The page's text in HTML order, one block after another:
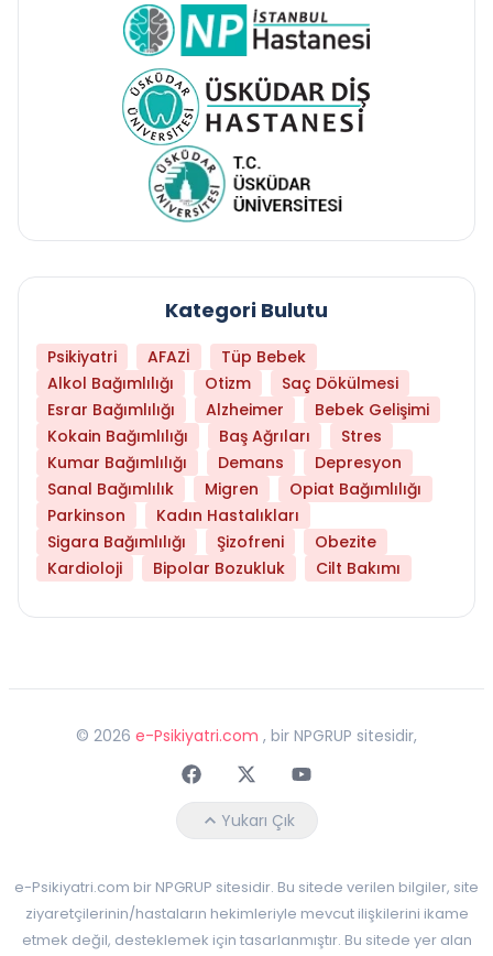
Kategori Bulutu
Psikiyatri AFAZİ
Tüp Bebek
Alkol Bağımlılığı
Otizm
Saç Dökülmesi
Esrar Bağımlılığı
Alzheimer
Bebek Gelişimi
Kokain Bağımlılığı
Baş Ağrıları
Stres
Kumar Bağımlılığı
Demans
Depresyon
Sanal Bağımlılık
Migren
Opiat Bağımlılığı
Parkinson
Kadın Hastalıkları
Sigara Bağımlılığı
Şizofreni
Obezite
Kardioloji
Bipolar Bozukluk Cilt Bakımı
© 2026 e-Psikiyatri.com , bir NPGRUP sitesidir,
FaceebokTwitterYoutube
Yukarı Çık
e-Psikiyatri.com bir NPGRUP sitesidir. Bu sitede verilen bilgiler, site
ziyaretçilerinin/hastaların hekimleriyle mevcut ilişkilerini ikame
etmek değil, desteklemek için tasarlanmıştır. Bu sitede yer alan